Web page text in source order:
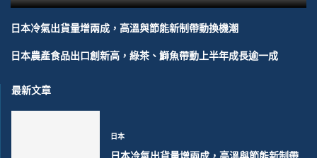
日本冷氣出貨量增兩成，高溫與節能新制帶動換機潮
日本農產食品出口創新高，綠茶、鰤魚帶動上半年成長逾一成
最新文章
日本